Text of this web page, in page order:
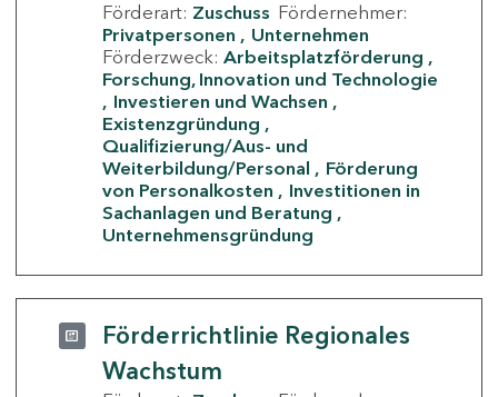
Förderart: Zuschuss Fördernehmer:
Privatpersonen
Unternehmen
Förderzweck: Arbeitsplatzförderung
Forschung, Innovation und Technologie
Investieren und Wachsen
Existenzgründung
Qualifizierung/Aus- und
Weiterbildung/Personal
Förderung
von Personalkosten
Investitionen in
Sachanlagen und Beratung
Unternehmensgründung
Förderrichtlinie Regionales
Wachstum